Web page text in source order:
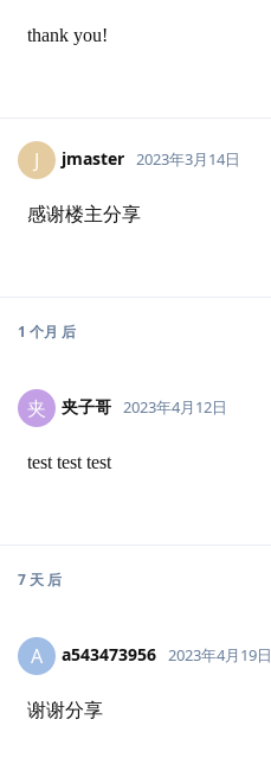
thank you!
J jmaster 2023年3月14日
感谢楼主分享
1 个月 后
夹 夹子哥 2023年4月12日
test test test
7 天后
A a543473956 2023年4月19日
谢谢分享